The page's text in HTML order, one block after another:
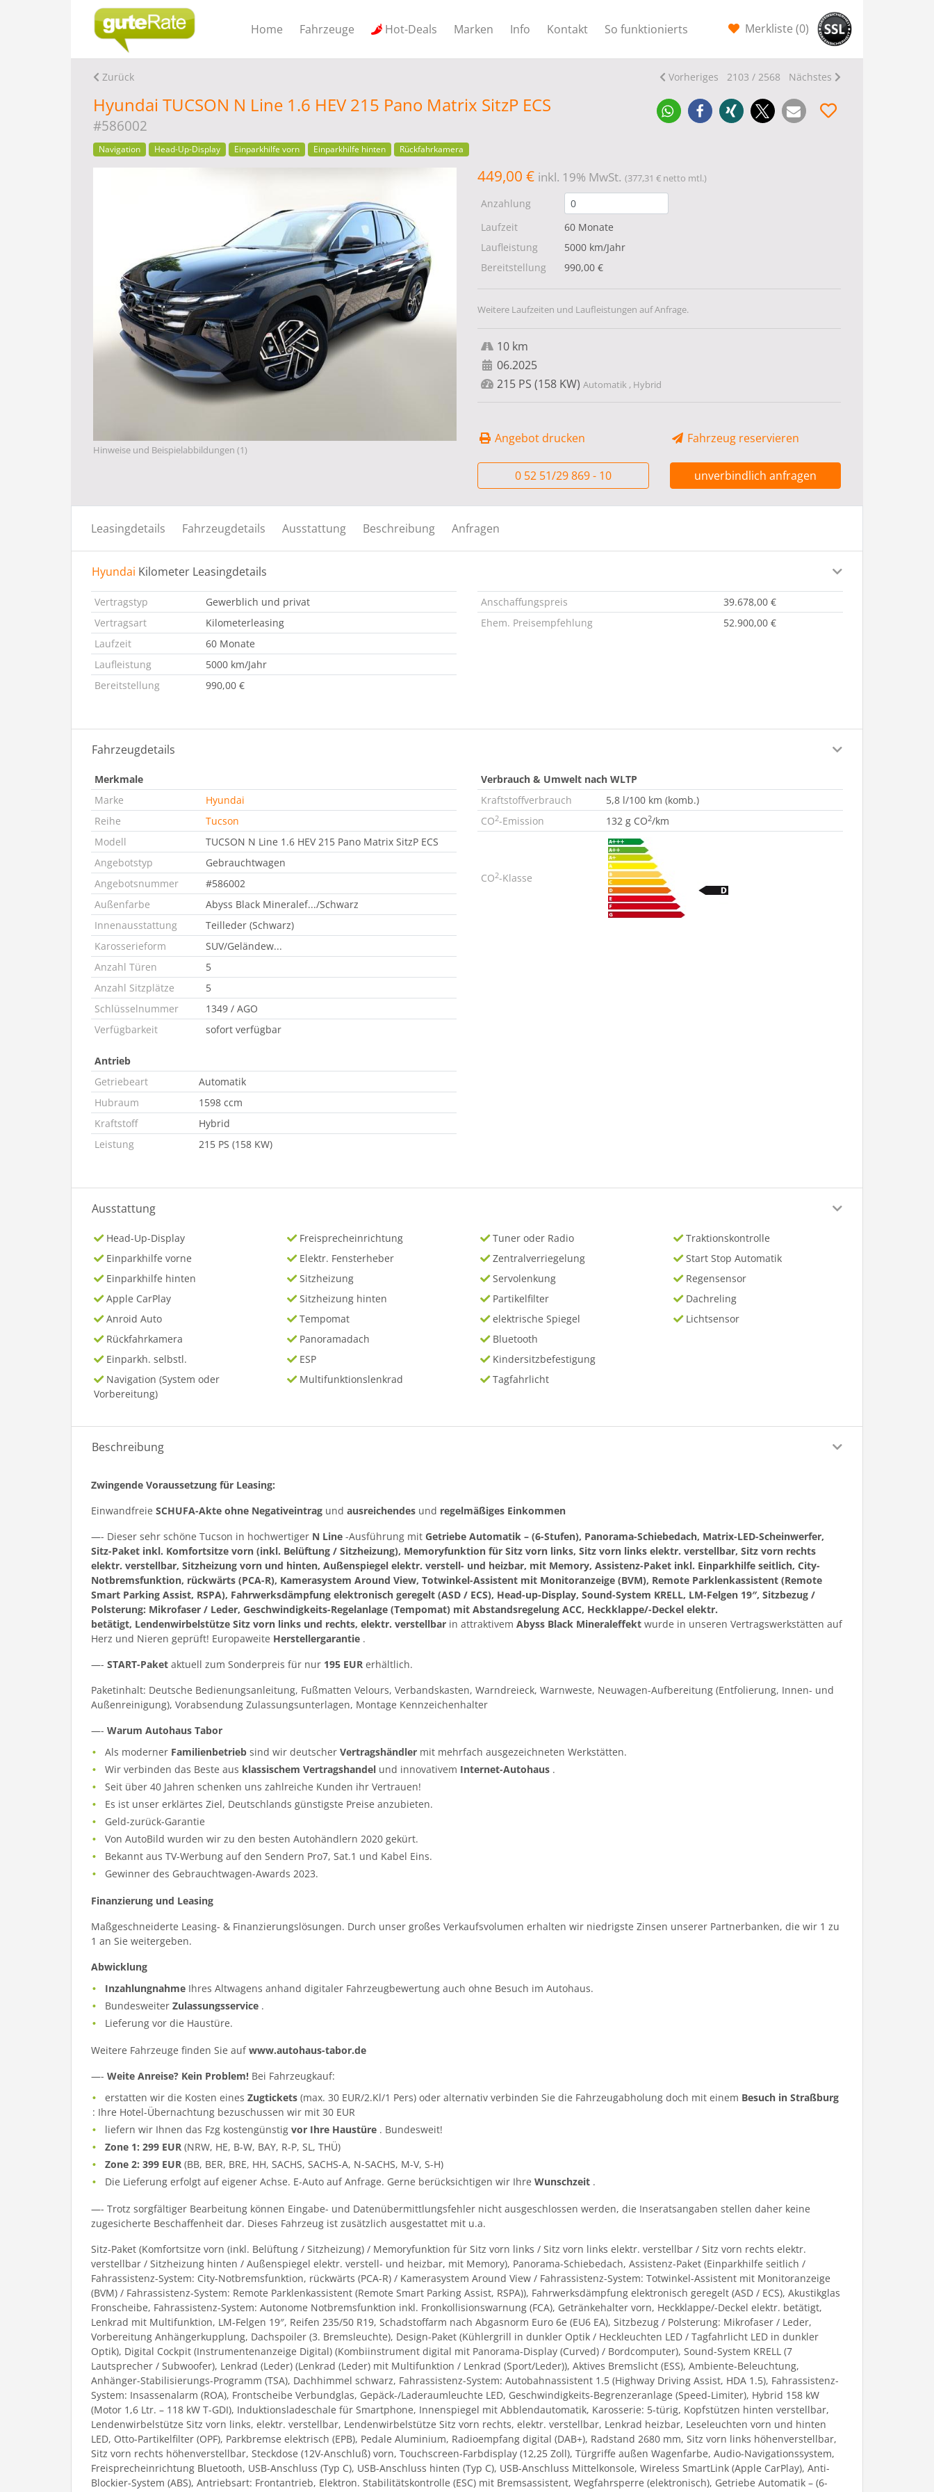
Home Fahrzeuge Hot-Deals Marken Info Kontakt So funktionierts Merkliste (0)
Zurück Vorheriges 2103 / 2568 Nächstes
Hyundai TUCSON N Line 1.6 HEV 215 Pano Matrix SitzP ECS
#586002
Navigation Head-Up-Display Einparkhilfe vorn Einparkhilfe hinten Rückfahrkamera
Hinweise und Beispielabbildungen (1)
449,00 € inkl. 19% MwSt. (377,31 € netto mtl.)
Anzahlung
Laufzeit
60 Monate
Laufleistung
5000 km/Jahr
Bereitstellung
990,00 €
Weitere Laufzeiten und Laufleistungen auf Anfrage.
10 km
06.2025
215 PS (158 KW) Automatik , Hybrid
Angebot drucken Fahrzeug reservieren
0 52 51/29 869 - 10 unverbindlich anfragen
Leasingdetails Fahrzeugdetails Ausstattung Beschreibung Anfragen
Hyundai Kilometer Leasingdetails
Vertragstyp
Gewerblich und privat
Vertragsart
Kilometerleasing
Laufzeit
60 Monate
Laufleistung
5000 km/Jahr
Bereitstellung
990,00 €
Anschaffungspreis
39.678,00 €
Ehem. Preisempfehlung
52.900,00 €
Fahrzeugdetails
Merkmale
Marke
Hyundai
Reihe
Tucson
Modell
TUCSON N Line 1.6 HEV 215 Pano Matrix SitzP ECS
Angebotstyp
Gebrauchtwagen
Angebotsnummer
#586002
Außenfarbe
Abyss Black Mineralef.../Schwarz
Innenausstattung
Teilleder (Schwarz)
Karosserieform
SUV/Geländew...
Anzahl Türen
5
Anzahl Sitzplätze
5
Schlüsselnummer
1349 / AGO
Verfügbarkeit
sofort verfügbar
Antrieb
Getriebeart
Automatik
Hubraum
1598 ccm
Kraftstoff
Hybrid
Leistung
215 PS (158 KW)
Verbrauch & Umwelt nach WLTP
Kraftstoffverbrauch
5,8 l/100 km (komb.)
CO2-Emission 132 g CO2/km
CO2-Klasse
Ausstattung
Head-Up-Display
Einparkhilfe vorne
Einparkhilfe hinten
Apple CarPlay
Anroid Auto
Rückfahrkamera
Einparkh. selbstl.
Navigation (System oder
Vorbereitung)
Freisprecheinrichtung
Elektr. Fensterheber
Sitzheizung
Sitzheizung hinten
Tempomat
Panoramadach
ESP
Multifunktionslenkrad
Tuner oder Radio
Zentralverriegelung
Servolenkung
Partikelfilter
elektrische Spiegel
Bluetooth
Kindersitzbefestigung
Tagfahrlicht
Traktionskontrolle
Start Stop Automatik
Regensensor
Dachreling
Lichtsensor
Beschreibung
Zwingende Voraussetzung für Leasing:
Einwandfreie SCHUFA-Akte ohne Negativeintrag und ausreichendes und regelmäßiges Einkommen
—- Dieser sehr schöne Tucson in hochwertiger N Line -Ausführung mit Getriebe Automatik – (6-Stufen), Panorama-Schiebedach, Matrix-LED-Scheinwerfer,
Sitz-Paket inkl. Komfortsitze vorn (inkl. Belüftung / Sitzheizung), Memoryfunktion für Sitz vorn links, Sitz vorn links elektr. verstellbar, Sitz vorn rechts
elektr. verstellbar, Sitzheizung vorn und hinten, Außenspiegel elektr. verstell- und heizbar, mit Memory, Assistenz-Paket inkl. Einparkhilfe seitlich, City-
Notbremsfunktion, rückwärts (PCA-R), Kamerasystem Around View, Totwinkel-Assistent mit Monitoranzeige (BVM), Remote Parklenkassistent (Remote
Smart Parking Assist, RSPA), Fahrwerksdämpfung elektronisch geregelt (ASD / ECS), Head-up-Display, Sound-System KRELL, LM-Felgen 19″, Sitzbezug /
Polsterung: Mikrofaser / Leder, Geschwindigkeits-Regelanlage (Tempomat) mit Abstandsregelung ACC, Heckklappe/-Deckel elektr.
betätigt, Lendenwirbelstütze Sitz vorn links und rechts, elektr. verstellbar in attraktivem Abyss Black Mineraleffekt wurde in unseren Vertragswerkstätten auf
Herz und Nieren geprüft! Europaweite Herstellergarantie .
—- START-Paket aktuell zum Sonderpreis für nur 195 EUR erhältlich.
Paketinhalt: Deutsche Bedienungsanleitung, Fußmatten Velours, Verbandskasten, Warndreieck, Warnweste, Neuwagen-Aufbereitung (Entfolierung, Innen- und
Außenreinigung), Vorabsendung Zulassungsunterlagen, Montage Kennzeichenhalter
—- Warum Autohaus Tabor
Als moderner Familienbetrieb sind wir deutscherVertragshändler mit mehrfach ausgezeichneten Werkstätten.
Wir verbinden das Beste aus klassischem Vertragshandel und innovativem Internet-Autohaus .
Seit über 40 Jahren schenken uns zahlreiche Kunden ihr Vertrauen!
Es ist unser erklärtes Ziel, Deutschlands günstigste Preise anzubieten.
Geld-zurück-Garantie
Von AutoBild wurden wir zu den besten Autohändlern 2020 gekürt.
Bekannt aus TV-Werbung auf den Sendern Pro7, Sat.1 und Kabel Eins.
Gewinner des Gebrauchtwagen-Awards 2023.
Finanzierung und Leasing
Maßgeschneiderte Leasing- & Finanzierungslösungen. Durch unser großes Verkaufsvolumen erhalten wir niedrigste Zinsen unserer Partnerbanken, die wir 1 zu
1 an Sie weitergeben.
Abwicklung
Inzahlungnahme Ihres Altwagens anhand digitaler Fahrzeugbewertung auch ohne Besuch im Autohaus.
BundesweiterZulassungsservice .
Lieferung vor die Haustüre.
Weitere Fahrzeuge finden Sie aufwww.autohaus-tabor.de
—- Weite Anreise? Kein Problem! Bei Fahrzeugkauf:
erstatten wir die Kosten einesZugtickets(max. 30 EUR/2.Kl/1 Pers) oder alternativ verbinden Sie die Fahrzeugabholung doch mit einem Besuch in Straßburg
: Ihre Hotel-Übernachtung bezuschussen wir mit 30 EUR
liefern wir Ihnen das Fzg kostengünstigvor Ihre Haustüre . Bundesweit!
Zone 1: 299 EUR (NRW, HE, B-W, BAY, R-P, SL, THÜ)
Zone 2: 399 EUR (BB, BER, BRE, HH, SACHS, SACHS-A, N-SACHS, M-V, S-H)
Die Lieferung erfolgt auf eigener Achse. E-Auto auf Anfrage. Gerne berücksichtigen wir IhreWunschzeit .
—- Trotz sorgfältiger Bearbeitung können Eingabe- und Datenübermittlungsfehler nicht ausgeschlossen werden, die Inseratsangaben stellen daher keine
zugesicherte Beschaffenheit dar. Dieses Fahrzeug ist zusätzlich ausgestattet mit u.a.
Sitz-Paket (Komfortsitze vorn (inkl. Belüftung / Sitzheizung) / Memoryfunktion für Sitz vorn links / Sitz vorn links elektr. verstellbar / Sitz vorn rechts elektr.
verstellbar / Sitzheizung hinten / Außenspiegel elektr. verstell- und heizbar, mit Memory), Panorama-Schiebedach, Assistenz-Paket (Einparkhilfe seitlich /
Fahrassistenz-System: City-Notbremsfunktion, rückwärts (PCA-R) / Kamerasystem Around View / Fahrassistenz-System: Totwinkel-Assistent mit Monitoranzeige
(BVM) / Fahrassistenz-System: Remote Parklenkassistent (Remote Smart Parking Assist, RSPA)), Fahrwerksdämpfung elektronisch geregelt (ASD / ECS), Akustikglas
Fronscheibe, Fahrassistenz-System: Autonome Notbremsfunktion inkl. Fronkollisionswarnung (FCA), Getränkehalter vorn, Heckklappe/-Deckel elektr. betätigt,
Lenkrad mit Multifunktion, LM-Felgen 19″, Reifen 235/50 R19, Schadstoffarm nach Abgasnorm Euro 6e (EU6 EA), Sitzbezug / Polsterung: Mikrofaser / Leder,
Vorbereitung Anhängerkupplung, Dachspoiler (3. Bremsleuchte), Design-Paket (Kühlergrill in dunkler Optik / Heckleuchten LED / Tagfahrlicht LED in dunkler
Optik), Digital Cockpit (Instrumentenanzeige Digital) (Kombiinstrument digital mit Panorama-Display (Curved) / Bordcomputer), Sound-System KRELL (7
Lautsprecher / Subwoofer), Lenkrad (Leder) (Lenkrad (Leder) mit Multifunktion / Lenkrad (Sport/Leder)), Aktives Bremslicht (ESS), Ambiente-Beleuchtung,
Anhänger-Stabilisierungs-Programm (TSA), Dachhimmel schwarz, Fahrassistenz-System: Autobahnassistent 1.5 (Highway Driving Assist, HDA 1.5), Fahrassistenz-
System: Insassenalarm (ROA), Frontscheibe Verbundglas, Gepäck-/Laderaumleuchte LED, Geschwindigkeits-Begrenzeranlage (Speed-Limiter), Hybrid 158 kW
(Motor 1,6 Ltr. – 118 kW T-GDI), Induktionsladeschale für Smartphone, Innenspiegel mit Abblendautomatik, Karosserie: 5-türig, Kopfstützen hinten verstellbar,
Lendenwirbelstütze Sitz vorn links, elektr. verstellbar, Lendenwirbelstütze Sitz vorn rechts, elektr. verstellbar, Lenkrad heizbar, Leseleuchten vorn und hinten
LED, Otto-Partikelfilter (OPF), Parkbremse elektrisch (EPB), Pedale Aluminium, Radioempfang digital (DAB+), Radstand 2680 mm, Sitz vorn links höhenverstellbar,
Sitz vorn rechts höhenverstellbar, Steckdose (12V-Anschluß) vorn, Touchscreen-Farbdisplay (12,25 Zoll), Türgriffe außen Wagenfarbe, Audio-Navigationssystem,
Freisprecheinrichtung Bluetooth, USB-Anschluss (Typ C), USB-Anschluss hinten (Typ C), USB-Anschluss Mittelkonsole, Wireless SmartLink (Apple CarPlay), Anti-
Blockier-System (ABS), Antriebsart: Frontantrieb, Elektron. Stabilitätskontrolle (ESC) mit Bremsassistent, Wegfahrsperre (elektronisch), Getriebe Automatik – (6-